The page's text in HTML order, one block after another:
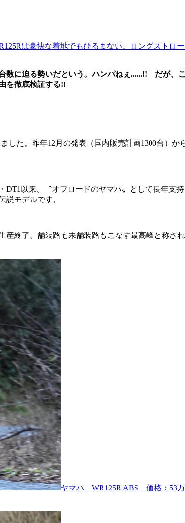
は豪快な着地でもひるまない。ロングストロ
数に迫る勢いだという。ハンパねぇ......!! だが
を徹底検証する!!
た。昨年12月の発表（国内販売計画1300台）か
以来、〝オフロードのヤマハ〟として長年支
説モデルです。
終了。舗装路も未舗装路もこなす最高峰と称さ
ヤマハ WR125R ABS 価格：53